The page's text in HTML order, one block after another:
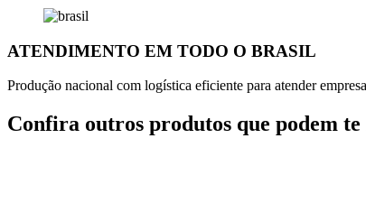
ATENDIMENTO EM TODO O BRASIL
Produção nacional com logística eficiente para atender
Confira outros produtos que podem